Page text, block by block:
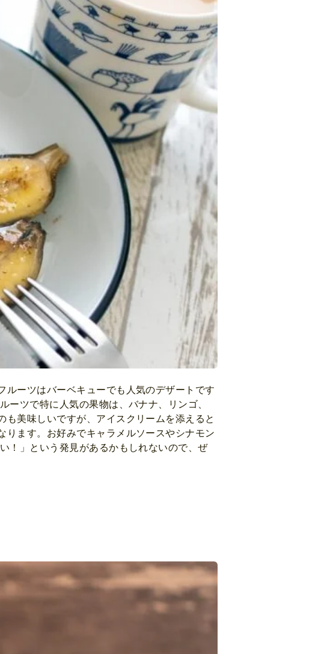
ーツはバーベキューでも人気のデザートです
ーツで特に人気の果物は、バナナ、リンゴ、
美味しいですが、アイスクリームを添えると
ります。お好みでキャラメルソースやシナモン
！」という発見があるかもしれないので、ぜ